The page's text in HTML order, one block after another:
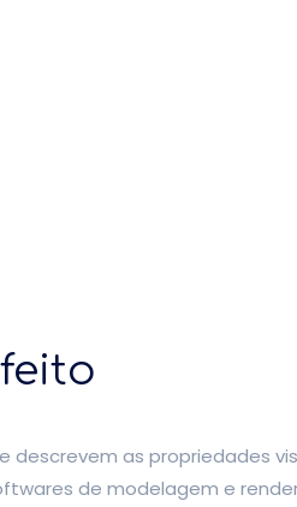
descrevem as propriedades
de modelagem e